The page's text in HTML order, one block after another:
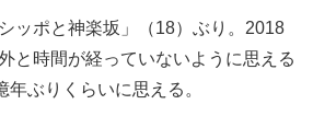
ッポと神楽坂」（18）ぶり。2018
と時間が経っていないように思える
ぶりくらいに思える。